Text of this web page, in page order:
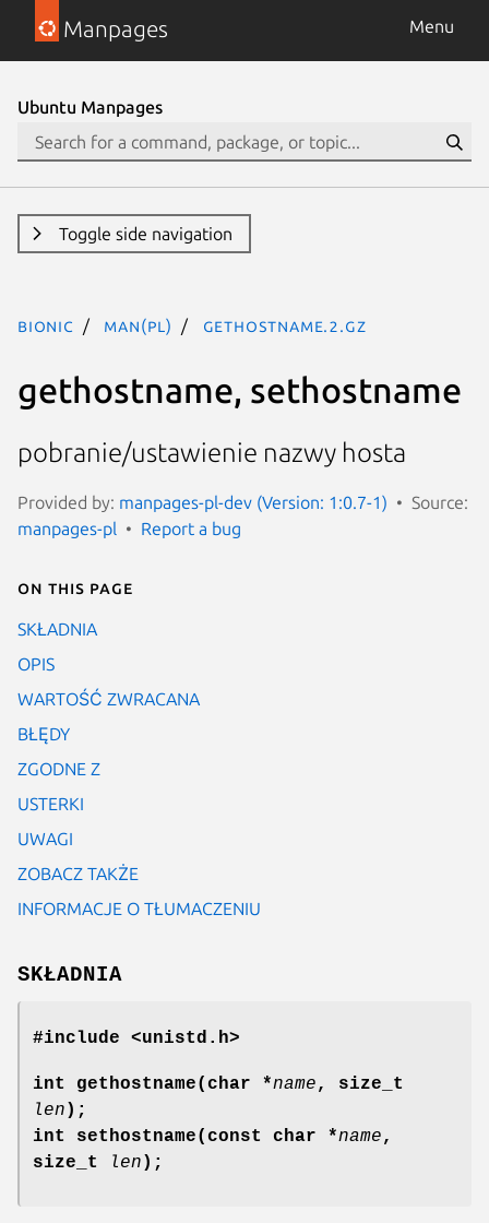
Manpages Menu
Ubuntu Manpages
Toggle side navigation
bionic man(pl) gethostname.2.gz
gethostname, sethostname
pobranie/ustawienie nazwy hosta
Provided by: manpages-pl-dev (Version: 1:0.7-1)
Source:
manpages-pl
Report a bug
On this page
SKŁADNIA
OPIS
WARTOŚĆ ZWRACANA
BŁĘDY
ZGODNE Z
USTERKI
UWAGI
ZOBACZ TAKŻE
INFORMACJE O TŁUMACZENIU
SKŁADNIA
#include <unistd.h>
int gethostname(char *name, size_t
len );
int sethostname(const char *name,
size_t
len );